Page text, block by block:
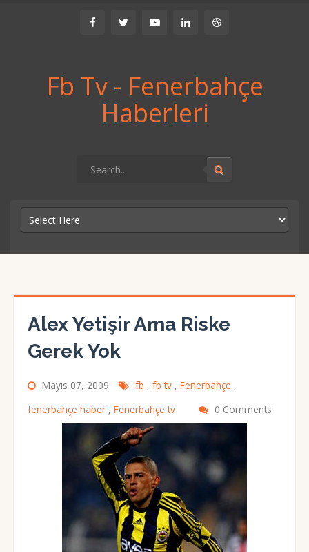
Fb Tv - Fenerbahçe
Haberleri
Alex Yetişir Ama Riske
Gerek Yok
Mayıs 07, 2009 fb , fb tv , Fenerbahçe ,
fenerbahçe haber , Fenerbahçe tv 0 Comments